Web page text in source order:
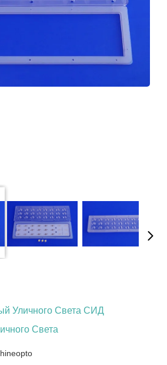
Уличного Света СИД
Света